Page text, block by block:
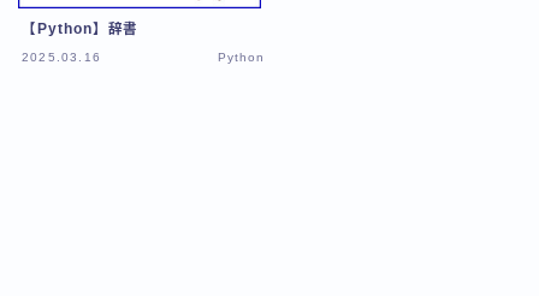
【Python】辞書
2025.03.16 Python